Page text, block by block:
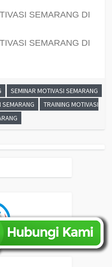
SEMARANG DI
SEMARANG DI
SEMINAR MOTIVASI SEMARANG
SEMARANG
TRAINING MOTIVASI